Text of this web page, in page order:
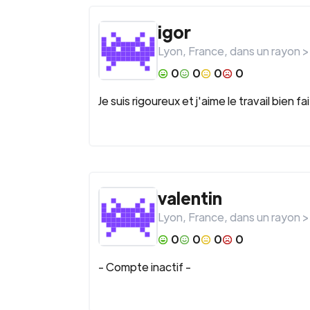
igor
Lyon, France, dans un rayon >
0
0 0
0
Je suis rigoureux et j'aime le travail bien
valentin
Lyon, France, dans un rayon >
0
0 0
0
- Compte inactif -